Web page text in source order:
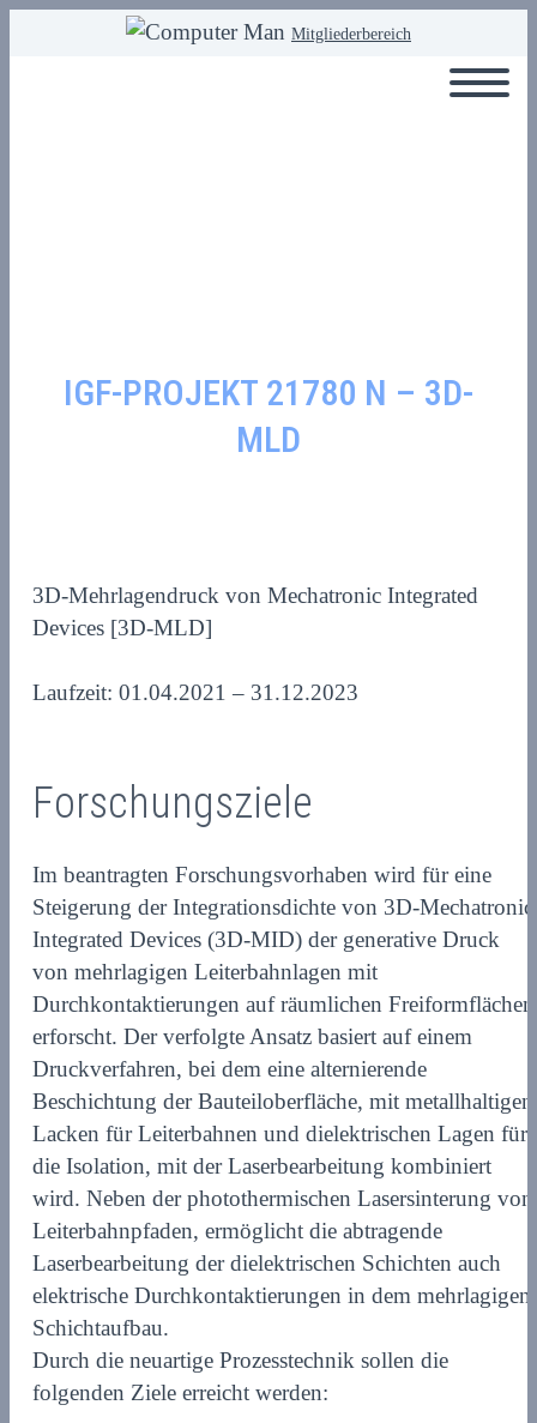
Mitgliederbereich
IGF-PROJEKT 21780 N – 3D-
MLD
3D-Mehrlagendruck von Mechatronic Integrated
Devices [3D-MLD]
Laufzeit: 01.04.2021 – 31.12.2023
Forschungsziele
Im beantragten Forschungsvorhaben wird für eine
Steigerung der Integrationsdichte von 3D-Mechatronic
Integrated Devices (3D-MID) der generative Druck
von mehrlagigen Leiterbahnlagen mit
Durchkontaktierungen auf räumlichen Freiformflächen
erforscht. Der verfolgte Ansatz basiert auf einem
Druckverfahren, bei dem eine alternierende
Beschichtung der Bauteiloberfläche, mit metallhaltigen
Lacken für Leiterbahnen und dielektrischen Lagen für
die Isolation, mit der Laserbearbeitung kombiniert
wird. Neben der photothermischen Lasersinterung von
Leiterbahnpfaden, ermöglicht die abtragende
Laserbearbeitung der dielektrischen Schichten auch
elektrische Durchkontaktierungen in dem mehrlagigen
Schichtaufbau.
Durch die neuartige Prozesstechnik sollen die
folgenden Ziele erreicht werden: